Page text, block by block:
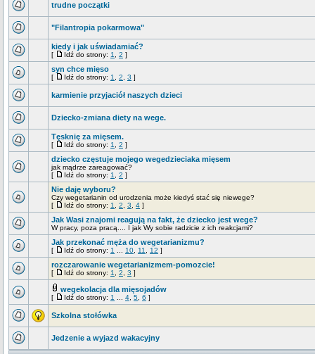
trudne początki
"Filantropia pokarmowa"
kiedy i jak uświadamiać?
[ Idź do strony: 1 2 ]
syn chce mięso
[ Idź do strony: 1 2 3 ]
karmienie przyjaciół naszych dzieci
Dziecko-zmiana diety na wege.
Tęsknię za mięsem.
[ Idź do strony: 1 2 ]
dziecko częstuje mojego wegedzieciaka mięsem
jak mądrze zareagować?
[
Idź do strony: 1 2 ]
Nie daję wyboru?
Czy wegetarianin od urodzenia może kiedyś stać się niewege?
[
Idź do strony: 1 2 3 4 ]
Jak Wasi znajomi reagują na fakt, że dziecko jest wege?
W pracy, poza pracą.... I jak Wy sobie radzicie z ich reakcjami?
Jak przekonać męża do wegetarianizmu?
[ Idź do strony: 1 10 11 12 ]
rozczarowanie wegetarianizmem-pomozcie!
[ Idź do strony: 1 2 3 ]
wegekolacja dla mięsojadów
[ Idź do strony: 1 4 5 6 ]
Szkolna stołówka
Jedzenie a wyjazd wakacyjny